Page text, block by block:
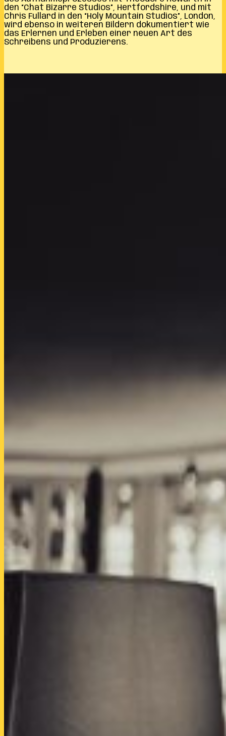
den “Chat Bizarre Studios”, Hertfordshire, und mit
Chris Fullard in den “Holy Mountain Studios”, London,
wird ebenso in weiteren Bildern dokumentiert wie
das Erlernen und Erleben einer neuen Art des
Schreibens und Produzierens.